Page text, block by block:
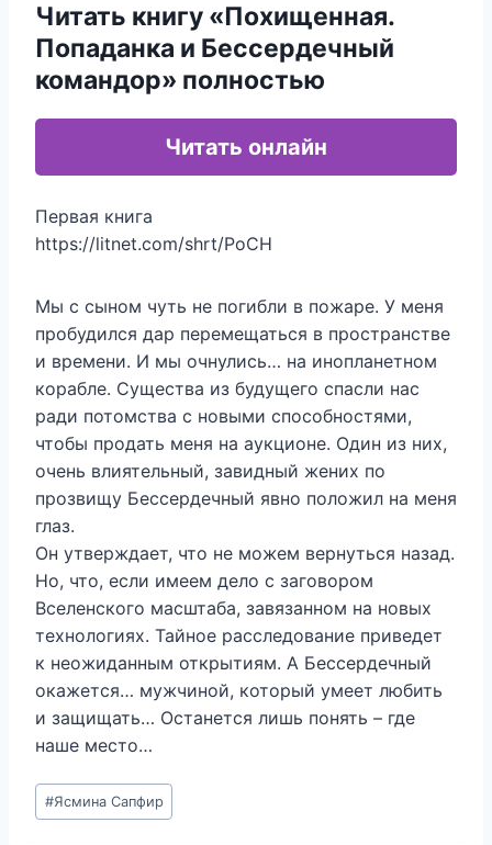
Читать книгу «Похищенная.
Попаданка и Бессердечный
командор» полностью
Читать онлайн
Первая книга
https://litnet.com/shrt/PoCH
Мы с сыном чуть не погибли в пожаре. У меня
пробудился дар перемещаться в пространстве
и времени. И мы очнулись… на инопланетном
корабле. Существа из будущего спасли нас
ради потомства с новыми способностями,
чтобы продать меня на аукционе. Один из них,
очень влиятельный, завидный жених по
прозвищу Бессердечный явно положил на меня
глаз.
Он утверждает, что не можем вернуться назад.
Но, что, если имеем дело с заговором
Вселенского масштаба, завязанном на новых
технологиях. Тайное расследование приведет
к неожиданным открытиям. А Бессердечный
окажется… мужчиной, который умеет любить
и защищать… Останется лишь понять – где
наше место…
Метки
записи:
#Ясмина Сапфир